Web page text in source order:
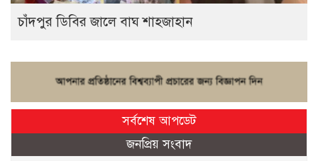
চাঁদপুর ডিবির জালে বাঘ শাহজাহান
সর্বশেষ আপডেট
জনপ্রিয় সংবাদ